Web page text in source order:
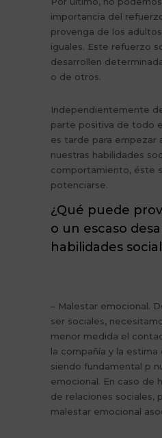
importancia del
provenga de los
iguales. Este refuerzo
desarrollen
o de otros.
Independientemente
parte positiva de todo
es tarde para empezar
nuestras habilidades
comportamiento, éste
potenciarse.
¿Qué puede
o un escaso
habilidades
– Malestar emocional.
ser sociales,
menor medida el
la compañía y la estima
siendo fundamental p
emocional. En caso de
de relaciones sociales,
malestar emocional